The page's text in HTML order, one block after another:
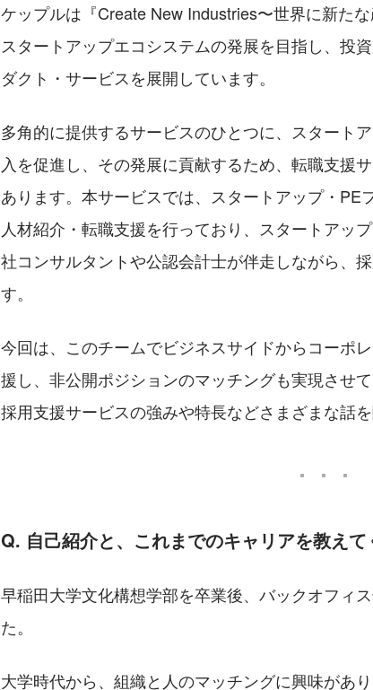
ケップルは『Create New Industries〜世界に新た
スタートアップエコシステムの発展を目指し、投
ダクト・サービスを展開しています。
多角的に提供するサービスのひとつに、スタート
入を促進し、その発展に貢献するため、転職支援
あります。本サービスでは、スタートアップ・PE
人材紹介・転職支援を行っており、スタートアッ
社コンサルタントや公認会計士が伴走しながら、
す。
今回は、このチームでビジネスサイドからコーポ
援し、非公開ポジションのマッチングも実現させ
採用支援サービスの強みや特長などさまざまな話
Q. 自己紹介と、これまでのキャリアを教えて
早稲田大学文化構想学部を卒業後、バックオフィ
た。
大学時代から、組織と人のマッチングに興味があ